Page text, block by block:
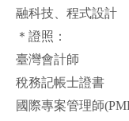
融科技、程式設計
＊證照：
臺灣會計師
稅務記帳士證書
國際專案管理師